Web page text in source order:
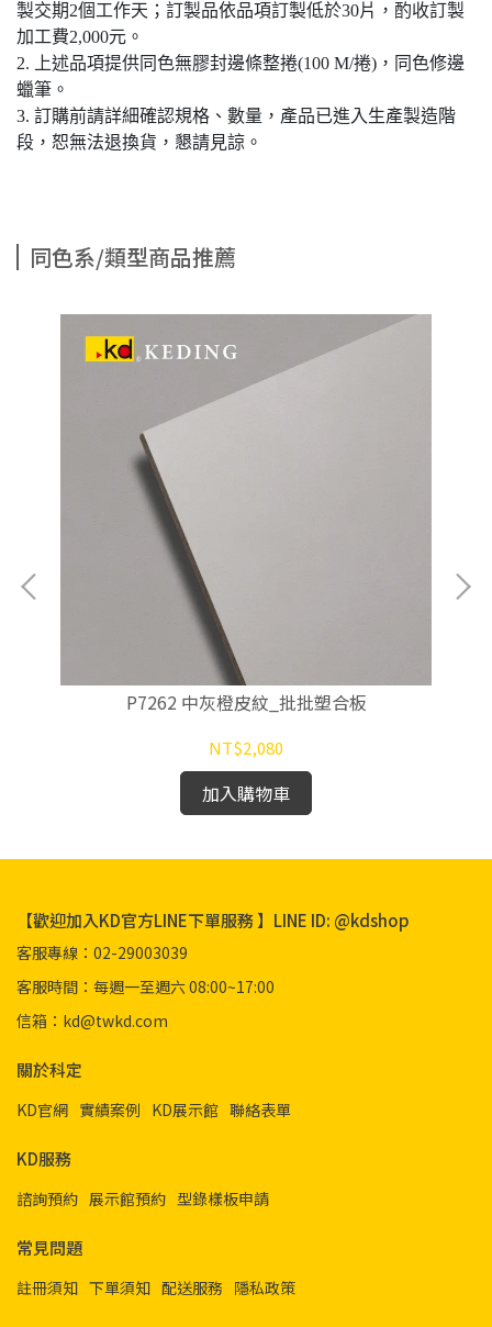
製交期2個工作天；訂製品依品項訂製低於30片，酌收訂製
加工費2,000元。
2. 上述品項提供同色無膠封邊條整捲(100 M/捲)，同色修邊
蠟筆。
3. 訂購前請詳細確認規格、數量，產品已進入生產製造階
段，恕無法退換貨，懇請見諒。
同色系/類型商品推薦
P7262 中灰橙皮紋_批批塑合板
NT$2,080
加入購物車
【歡迎加入KD官方LINE下單服務 】LINE ID: @kdshop
客服專線：02-29003039
客服時間：每週一至週六 08:00~17:00
信箱：kd@twkd.com
關於科定
KD官網 實績案例 KD展示館 聯絡表單
KD服務
諮詢預約 展示館預約 型錄樣板申請
常見問題
註冊須知 下單須知 配送服務 隱私政策